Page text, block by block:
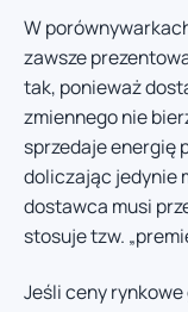
W
zawsze
tak, ponieważ
zmiennego nie
sprzedaje energię
doliczając jedynie
dostawca musi
stosuje tzw.
Jeśli ceny